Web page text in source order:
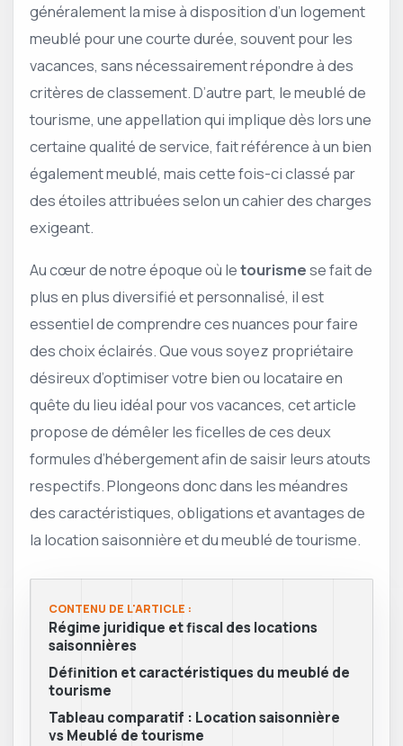
généralement la mise à disposition d’un logement
meublé pour une courte durée, souvent pour les
vacances, sans nécessairement répondre à des
critères de classement. D’autre part, le meublé de
tourisme, une appellation qui implique dès lors une
certaine qualité de service, fait référence à un bien
également meublé, mais cette fois-ci classé par
des étoiles attribuées selon un cahier des charges
exigeant.
Au cœur de notre époque où letourismese fait de
plus en plus diversifié et personnalisé, il est
essentiel de comprendre ces nuances pour faire
des choix éclairés. Que vous soyez propriétaire
désireux d’optimiser votre bien ou locataire en
quête du lieu idéal pour vos vacances, cet article
propose de démêler les ficelles de ces deux
formules d’hébergement afin de saisir leurs atouts
respectifs. Plongeons donc dans les méandres
des caractéristiques, obligations et avantages de
la location saisonnière et du meublé de tourisme.
CONTENU DE L'ARTICLE :
Régime juridique et fiscal des locations
saisonnières
Définition et caractéristiques du meublé de
tourisme
Tableau comparatif : Location saisonnière
vs Meublé de tourisme